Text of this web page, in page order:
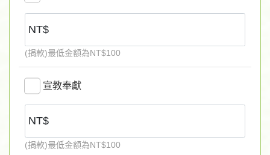
若要 臨櫃匯款 (或無摺存款)
0564分機 11
戶名：財團法人基督教台灣信義會蒙恩堂
合作金庫光復南路分行 帳號：5078 898 000025
◎經常費及其他基金奉獻
(捐款)最低金額為NT$100
宣教奉獻
(捐款)最低金額為NT$100